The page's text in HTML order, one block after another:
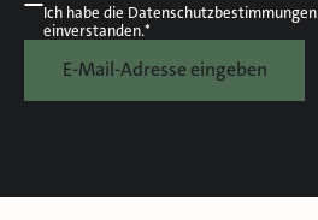
Ich habe die Datenschutzbestimmungen
einverstanden.*
E-Mail-Adresse eingeben